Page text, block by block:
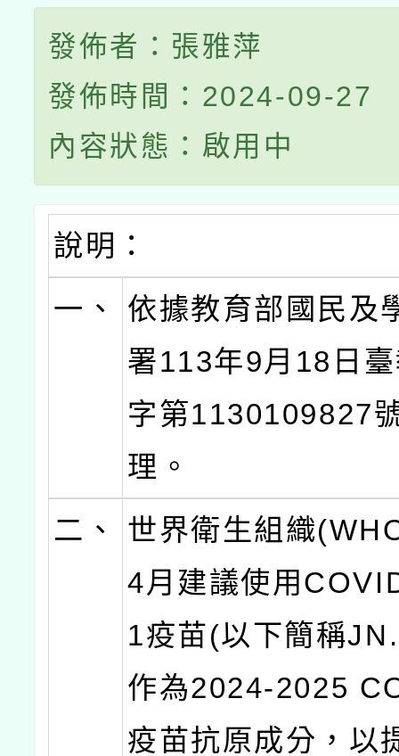
發佈者：張雅萍
發佈時間：2024-09-27
內容狀態：啟用中
說明：
一、
依據教育部國民及
署113年9月18日
字第1130109827
理。
二、
世界衛生組織
4月建議使用
1疫苗(以下簡稱
作為2024-2025
疫苗抗原成分，以